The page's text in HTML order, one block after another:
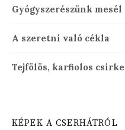
Gyógyszerészünk mesél
A szeretni való cékla
Tejfölös, karfiolos csirke
KÉPEK A CSERHÁTRÓL